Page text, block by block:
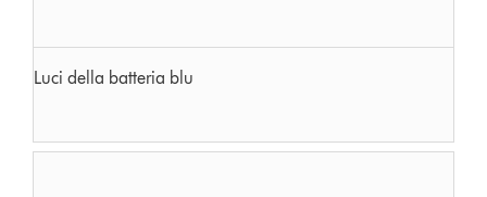
Luci della batteria blu